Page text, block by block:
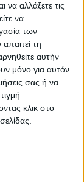
αλλάξετε τις
να
των
τη
αυτήν
μόνο για αυτόν
σας ή να
κλικ στο
από την
στα
το πεπόνι.
και